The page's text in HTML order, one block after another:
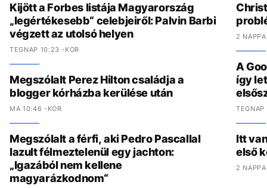
Kijött a Forbes listája Magyarország
„legértékesebb“ celebjeiről: Palvin Barbi
végzett az utolsó helyen
TEGNAP 10:23 -KOR
Megszólalt Perez Hilton családja a
blogger kórházba kerülése után
MA 10:46 -KOR
Megszólalt a férfi, aki Pedro Pascallal
lazult félmeztelenül egy jachton:
„Igazából nem kellene
magyarázkodnom“
2
A
így
Itt
első
2